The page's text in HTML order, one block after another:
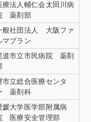
療法人輔仁会太田川病
薬剤部
般社団法人 大阪ファ
マプラン
道市立市民病院 薬剤
市立総合医療センタ
薬剤科
媛大学医学部附属病
医療安全管理部